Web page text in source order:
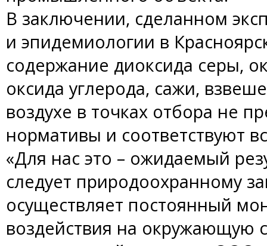
В заключении, сделанном
и эпидемиологии в
содержание диоксида серы,
оксида углерода, сажи,
воздухе в точках отбора не
нормативы и соответствуют
«Для нас это – ожидаемый
следует природоохранному
осуществляет постоянный
воздействия на окружающую